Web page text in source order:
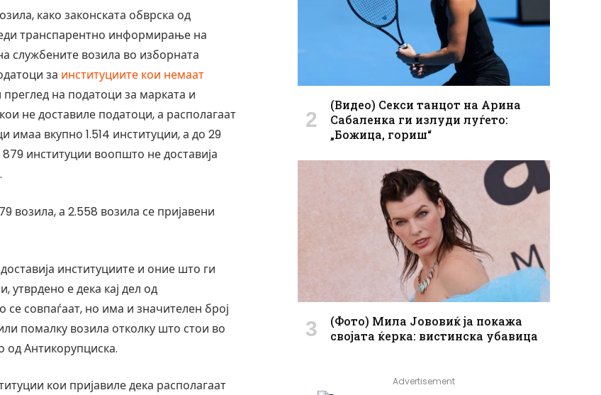
како законската обврска од
транспарентно информирање на
службените возила во изборната
за институциите кои немаат
на податоци за марката и
не доставиле податоци, а располагаат
имаа вкупно 1.514 институции, а до 29
институции воопшто не доставија
возила, а 2.558 возила се пријавени
институциите и оние што ги
е дека кај дел од
се совпаѓаат, но има и значителен број
помалку возила отколку што стои во
од Антикорупциска.
кои пријавиле дека располагаат
(Видео) Секси танцот на Арина
Сабаленка ги излуди луѓето:
„Божица, гориш“
(Фото) Мила Јововиќ ја покажа
својата ќерка: вистинска убавица
Advertisement